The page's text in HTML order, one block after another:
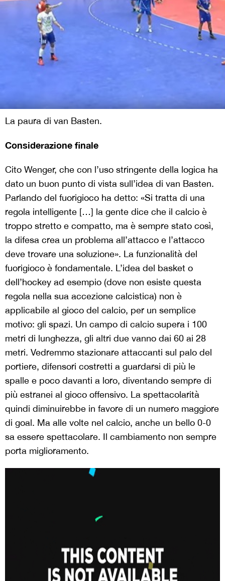
La paura di van Basten.
Considerazione finale
Cito Wenger, che con l’uso stringente della logica ha
dato un buon punto di vista sull’idea di van Basten.
Parlando del fuorigioco ha detto: «Si tratta di una
regola intelligente […] la gente dice che il calcio è
troppo stretto e compatto, ma è sempre stato così,
la difesa crea un problema all’attacco e l’attacco
deve trovare una soluzione». La funzionalità del
fuorigioco è fondamentale. L’idea del basket o
dell’hockey ad esempio (dove non esiste questa
regola nella sua accezione calcistica) non è
applicabile al gioco del calcio, per un semplice
motivo: gli spazi. Un campo di calcio supera i 100
metri di lunghezza, gli altri due vanno dai 60 ai 28
metri. Vedremmo stazionare attaccanti sul palo del
portiere, difensori costretti a guardarsi di più le
spalle e poco davanti a loro, diventando sempre di
più estranei al gioco offensivo. La spettacolarità
quindi diminuirebbe in favore di un numero maggiore
di goal. Ma alle volte nel calcio, anche un bello 0-0
sa essere spettacolare. Il cambiamento non sempre
porta miglioramento.